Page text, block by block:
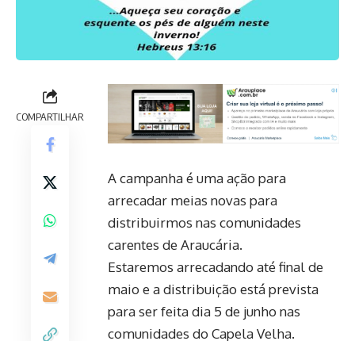
COMPARTILHAR
A campanha é uma ação para
arrecadar meias novas para
distribuirmos nas comunidades
carentes de Araucária.
Estaremos arrecadando até final de
maio e a distribuição está prevista
para ser feita dia 5 de junho nas
comunidades do Capela Velha.